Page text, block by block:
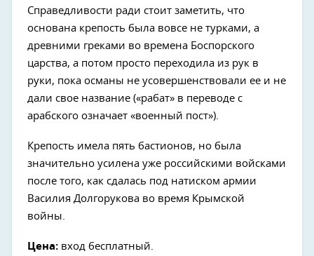
Справедливости ради стоит заметить, что
основана крепость была вовсе не турками, а
древними греками во времена Боспорского
царства, а потом просто переходила из рук в
руки, пока османы не усовершенствовали ее и не
дали свое название («рабат» в переводе с
арабского означает «военный пост»).
Крепость имела пять бастионов, но была
значительно усилена уже российскими войсками
после того, как сдалась под натиском армии
Василия Долгорукова во время Крымской
войны.
Цена: вход бесплатный.